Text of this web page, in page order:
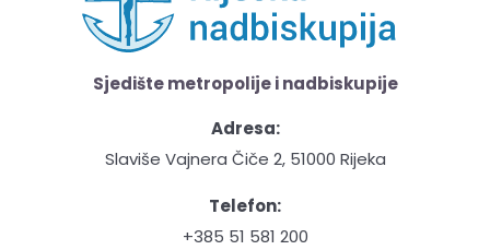
Sjedište metropolije i nadbiskupije
Adresa:
Slaviše Vajnera Čiče 2, 51000 Rijeka
Telefon:
+385 51 581 200